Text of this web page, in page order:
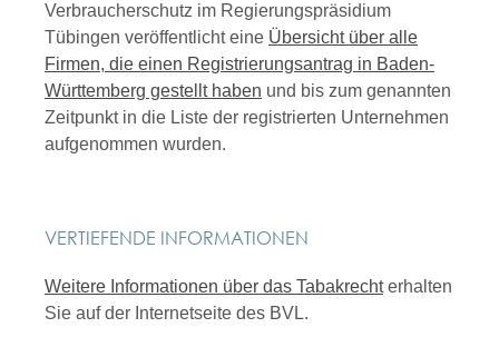
Verbraucherschutz im Regierungspräsidium
Tübingen veröffentlicht eine Übersicht über alle
Firmen, die einen Registrierungsantrag in Baden-
Württemberg gestellt haben und bis zum genannten
Zeitpunkt in die Liste der registrierten Unternehmen
aufgenommen wurden.
VERTIEFENDE INFORMATIONEN
Weitere Informationen über das Tabakrechterhalten
Sie auf der Internetseite des BVL.